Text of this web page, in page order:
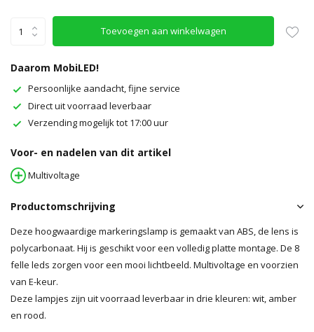
Toevoegen aan winkelwagen
Daarom MobiLED!
Persoonlijke aandacht, fijne service
Direct uit voorraad leverbaar
Verzending mogelijk tot 17:00 uur
Voor- en nadelen van dit artikel
Multivoltage
Productomschrijving
Deze hoogwaardige markeringslamp is gemaakt van ABS, de lens is
polycarbonaat. Hij is geschikt voor een volledig platte montage. De 8
felle leds zorgen voor een mooi lichtbeeld. Multivoltage en voorzien
van E-keur.
Deze lampjes zijn uit voorraad leverbaar in drie kleuren: wit, amber
en rood.